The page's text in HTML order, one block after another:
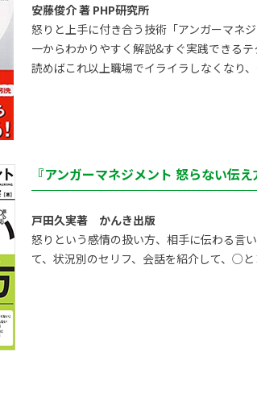
安藤俊介 著 PHP研究所
怒りと上手に付き合う技術「アンガーマネジ
一からわかりやすく解説&すぐ実践できるテ
読めばこれ以上職場でイライラしなくなり
『アンガーマネジメント 怒らない伝え
戸田久実著 かんき出版
怒りという感情の扱い方、相手に伝わる言
て、状況別のセリフ、会話を紹介して、○